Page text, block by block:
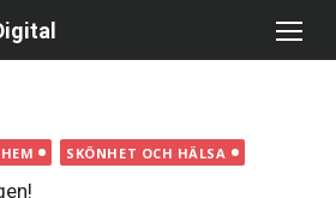
SKÖNHET OCH HÄLSA